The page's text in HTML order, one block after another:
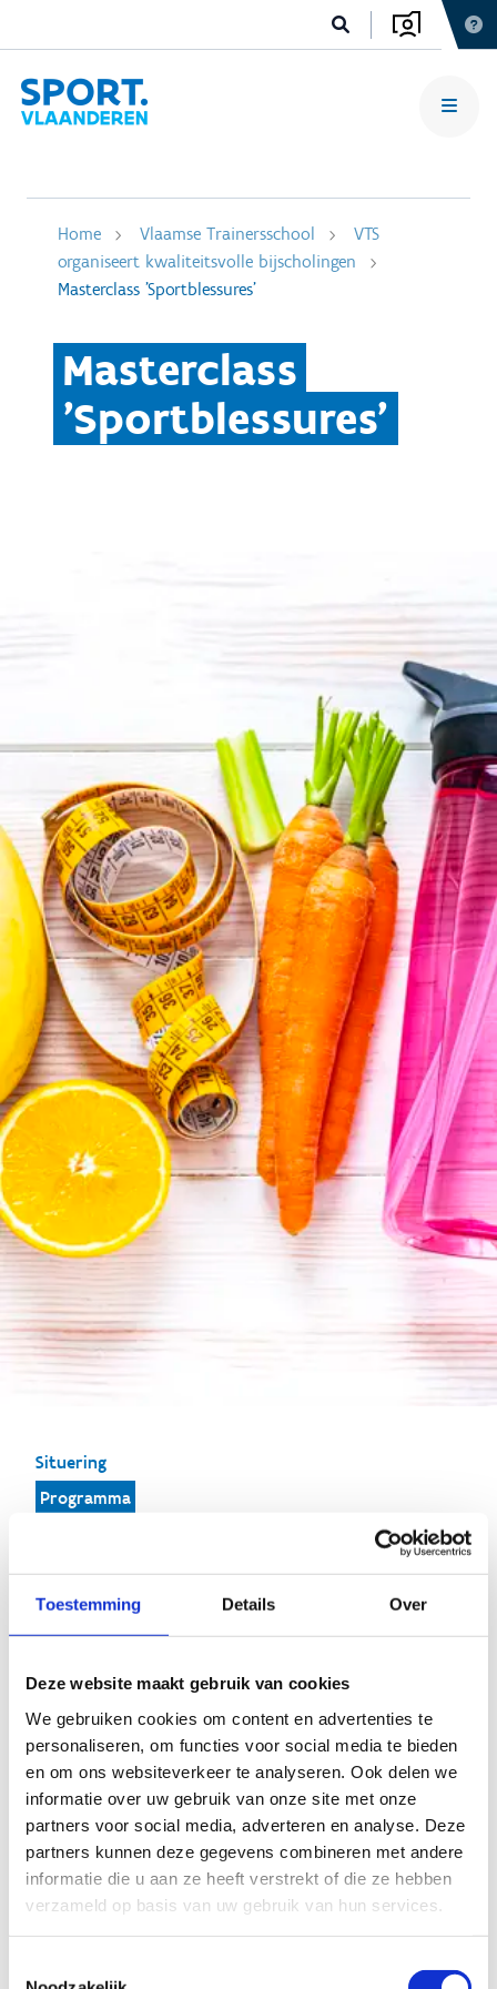
Toestemming Details Over
Deze website maakt gebruik van cookies
We gebruiken cookies om content en advertenties te
personaliseren, om functies voor social media te bieden
en om ons websiteverkeer te analyseren. Ook delen we
informatie over uw gebruik van onze site met onze
partners voor social media, adverteren en analyse. Deze
partners kunnen deze gegevens combineren met andere
informatie die u aan ze heeft verstrekt of die ze hebben
verzameld op basis van uw gebruik van hun services.
Home Vlaamse Trainersschool
VTS
organiseert kwaliteitsvolle bijscholingen
Masterclass 'Sportblessures'
Masterclass
'Sportblessures'
Situering
Programma
Schrijf je in
Programma
Je maakt tijdens iedere sessie van deze masterclass
keuze uit twee workshops. Ontdek hieronder de
workshopinhouden en schrijf je nadien in voor de
workshops van jouw keuze.
's Middags voorzien we een broodjeslunch, je gratis
aangeboden door de Vlaamse Trainersschool.